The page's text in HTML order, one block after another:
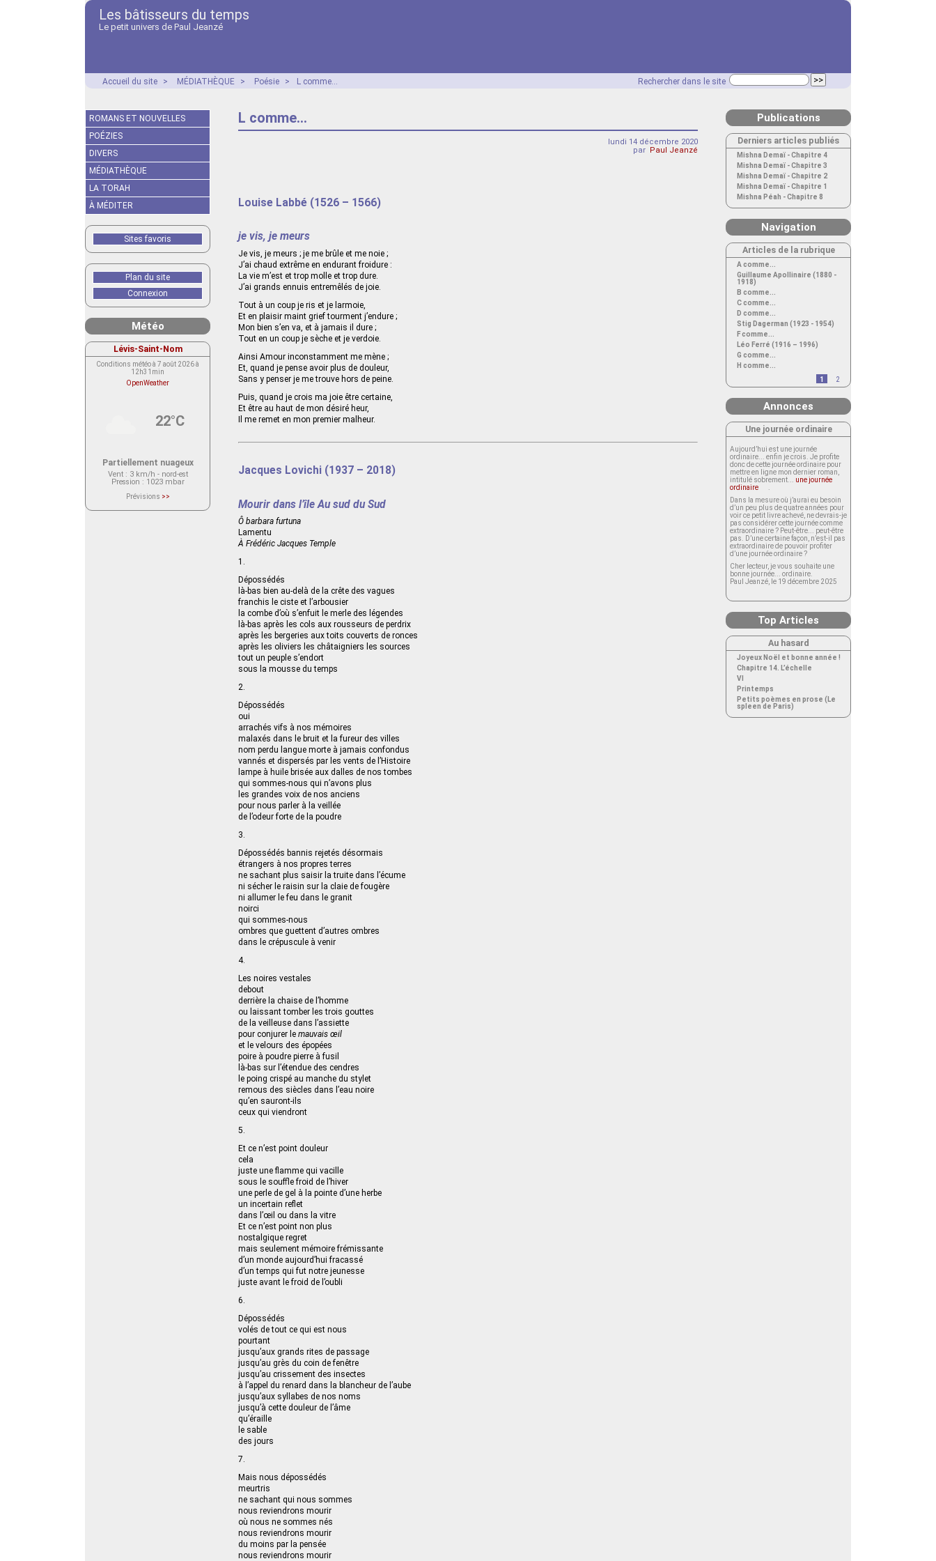
Les bâtisseurs du temps
Le petit univers de Paul Jeanzé
Rechercher dans le site
Accueil du site > MÉDIATHÈQUE > Poésie > L comme...
L comme...
lundi 14 décembre 2020
par Paul Jeanzé
Louise Labbé (1526 – 1566)
je vis, je meurs
Je vis, je meurs ; je me brûle et me noie ;
J’ai chaud extrême en endurant froidure :
La vie m’est et trop molle et trop dure.
J’ai grands ennuis entremêlés de joie.
Tout à un coup je ris et je larmoie,
Et en plaisir maint grief tourment j’endure ;
Mon bien s’en va, et à jamais il dure ;
Tout en un coup je sèche et je verdoie.
Ainsi Amour inconstamment me mène ;
Et, quand je pense avoir plus de douleur,
Sans y penser je me trouve hors de peine.
Puis, quand je crois ma joie être certaine,
Et être au haut de mon désiré heur,
Il me remet en mon premier malheur.
Jacques Lovichi (1937 – 2018)
Mourir dans l’île Au sud du Sud
Ô barbara furtuna
Lamentu
À Frédéric Jacques Temple
1.
Dépossédés
là-bas bien au-delà de la crête des vagues
franchis le ciste et l’arbousier
la combe d’où s’enfuit le merle des légendes
là-bas après les cols aux rousseurs de perdrix
après les bergeries aux toits couverts de ronces
après les oliviers les châtaigniers les sources
tout un peuple s’endort
sous la mousse du temps
2.
Dépossédés
oui
arrachés vifs à nos mémoires
malaxés dans le bruit et la fureur des villes
nom perdu langue morte à jamais confondus
vannés et dispersés par les vents de l’Histoire
lampe à huile brisée aux dalles de nos tombes
qui sommes-nous qui n’avons plus
les grandes voix de nos anciens
pour nous parler à la veillée
de l’odeur forte de la poudre
3.
Dépossédés bannis rejetés désormais
étrangers à nos propres terres
ne sachant plus saisir la truite dans l’écume
ni sécher le raisin sur la claie de fougère
ni allumer le feu dans le granit
noirci
qui sommes-nous
ombres que guettent d’autres ombres
dans le crépuscule à venir
4.
Les noires vestales
debout
derrière la chaise de l’homme
ou laissant tomber les trois gouttes
de la veilleuse dans l’assiette
pour conjurer le mauvais œil
et le velours des épopées
poire à poudre pierre à fusil
là-bas sur l’étendue des cendres
le poing crispé au manche du stylet
remous des siècles dans l’eau noire
qu’en sauront-ils
ceux qui viendront
5.
Et ce n’est point douleur
cela
juste une flamme qui vacille
sous le souffle froid de l’hiver
une perle de gel à la pointe d’une herbe
un incertain reflet
dans l’œil ou dans la vitre
Et ce n’est point non plus
nostalgique regret
mais seulement mémoire frémissante
d’un monde aujourd’hui fracassé
d’un temps qui fut notre jeunesse
juste avant le froid de l’oubli
6.
Dépossédés
volés de tout ce qui est nous
pourtant
jusqu’aux grands rites de passage
jusqu’au grès du coin de fenêtre
jusqu’au crissement des insectes
à l’appel du renard dans la blancheur de l’aube
jusqu’aux syllabes de nos noms
jusqu’à cette douleur de l’âme
qu’éraille
le sable
des jours
7.
Mais nous dépossédés
meurtris
ne sachant qui nous sommes
nous reviendrons mourir
où nous ne sommes nés
nous reviendrons mourir
du moins par la pensée
nous reviendrons mourir
ROMANS ET NOUVELLES
POÉZIES
DIVERS
MÉDIATHÈQUE
LA TORAH
À MÉDITER
Sites favoris
Plan du site
Connexion
Météo
Lévis-Saint-Nom
Conditions météo à 7 août 2026 à
12h31min
OpenWeather
22°C
Partiellement nuageux
Vent: 3 km/h - nord-est
Pression : 1023 mbar
Prévisions >>
actuellement aucune prévision
Publications
Derniers articles publiés
Mishna Demaï - Chapitre 4
Mishna Demaï - Chapitre 3
Mishna Demaï - Chapitre 2
Mishna Demaï - Chapitre 1
Mishna Péah - Chapitre 8
Navigation
Articles de la rubrique
A comme...
Guillaume Apollinaire (1880 -
1918)
B comme...
C comme...
D comme...
Stig Dagerman (1923 - 1954)
F comme...
Léo Ferré (1916 – 1996)
G comme...
H comme...
1
2
Annonces
Une journée ordinaire
Aujourd’hui est une journée
ordinaire... enfin je crois. Je profite
donc de cette journée ordinaire pour
mettre en ligne mon dernier roman,
intitulé sobrement... une journée
ordinaire
Dans la mesure où j’aurai eu besoin
d’un peu plus de quatre années pour
voir ce petit livre achevé, ne devrais-je
pas considérer cette journée comme
extraordinaire ? Peut-être... peut-être
pas. D’une certaine façon, n’est-il pas
extraordinaire de pouvoir profiter
d’une journée ordinaire ?
Cher lecteur, je vous souhaite une
bonne journée... ordinaire.
Paul Jeanzé, le 19 décembre 2025
Top Articles
Au hasard
Joyeux Noël et bonne année !
Chapitre 14. L’échelle
VI
Printemps
Petits poèmes en prose (Le
spleen de Paris)